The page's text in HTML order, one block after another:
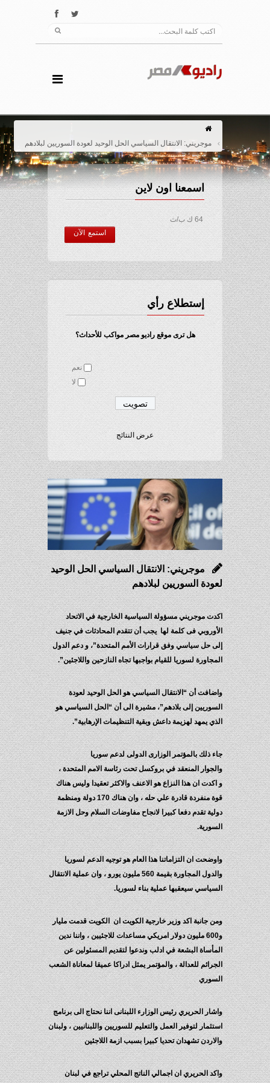
موجريني: الانتقال السياسي الحل الوحيد لعودة السوريين لبلادهم
اسمعنا اون لاين
64 ك ب/ث
استمع الآن
إستطلاع رأي
هل ترى موقع راديو مصر مواكب للأحداث؟
نعم
لا
عرض النتائج
موجريني: الانتقال السياسي الحل الوحيد
لعودة السوريين لبلادهم
اكدت موجريني مسؤولة السياسية الخارجية في الاتحاد
الأوروبي فى كلمة لها يجب أن تتقدم المحادثات في جنيف
إلى حل سياسي وفق قرارات الأمم المتحدة”، و دعم الدول
المجاورة لسوريا للقيام بواجبها تجاه النازحين واللاجئين”.
واضافت أن “الانتقال السياسي هو الحل الوحيد لعودة
السوريين إلى بلادهم”، مشيرة الى أن “الحل السياسي هو
الذي يمهد لهزيمة داعش وبقية التنظيمات الإرهابية”.
جاء ذلك بالمؤتمر الوزارى الدولى لدعم سوريا
والجوار المنعقد في بروكسل تحت رئاسة الامم المتحدة ،
و اكدت ان هذا النزاع هو الاعنف والاكثر تعقيدا وليس هناك
قوة منفردة قادرة علي حله ، وان هناك 170 دولة ومنظمة
دولية تقدم دفعا كبيرا لانجاح مفاوضات السلام وحل الازمة
السورية.
واوضحت ان التزاماتنا هذا العام هو توجيه الدعم لسوريا
والدول المجاورة بقيمة 560 مليون يورو ، وان عملية الانتقال
السياسي سيعقبها عملية بناء لسوريا.
ومن جانبة اكد وزير خارجية الكويت ان الكويت قدمت مليار
و600 مليون دولار امريكي مساعدات للاجئيين ، واننا ندين
المأساة البشعة في ادلب وندعوا لتقديم المسئولين عن
الجرائم للعدالة ، والمؤتمر يمثل ادراكا عميقا لمعاناة الشعب
السوري
واشار الحريري رئيس الوزارء اللبنانى اننا نحتاج الى برنامج
استثمار لتوفير العمل والتعليم للسوريين واللبنانيين ، ولبنان
والاردن تشهدان تحديا كبيرا بسبب ازمة اللاجئين
واكد الحريري ان اجمالي الناتج المحلي تراجع في لبنان